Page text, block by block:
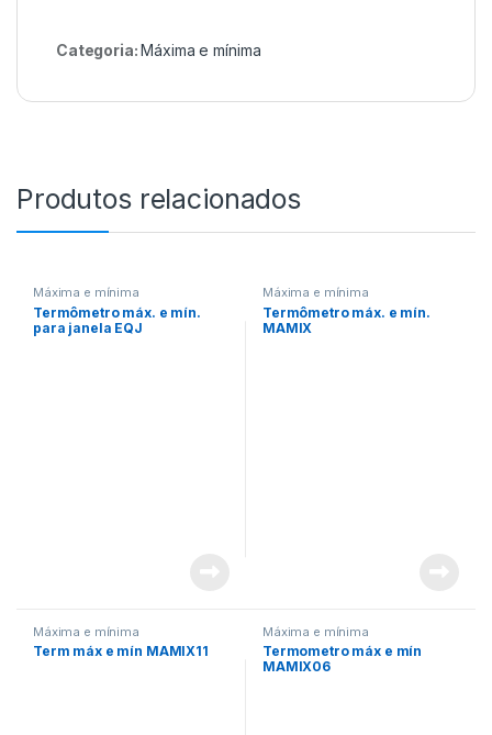
Categoria:Máxima e mínima
Produtos relacionados
Máxima e mínima
Termômetro máx. e mín.
para janela EQJ
Máxima e mínima
Termômetro máx. e mín.
MAMIX
Máxima e mínima
Term máx e mín MAMIX11
Máxima e mínima
Termometro máx e mín
MAMIX06